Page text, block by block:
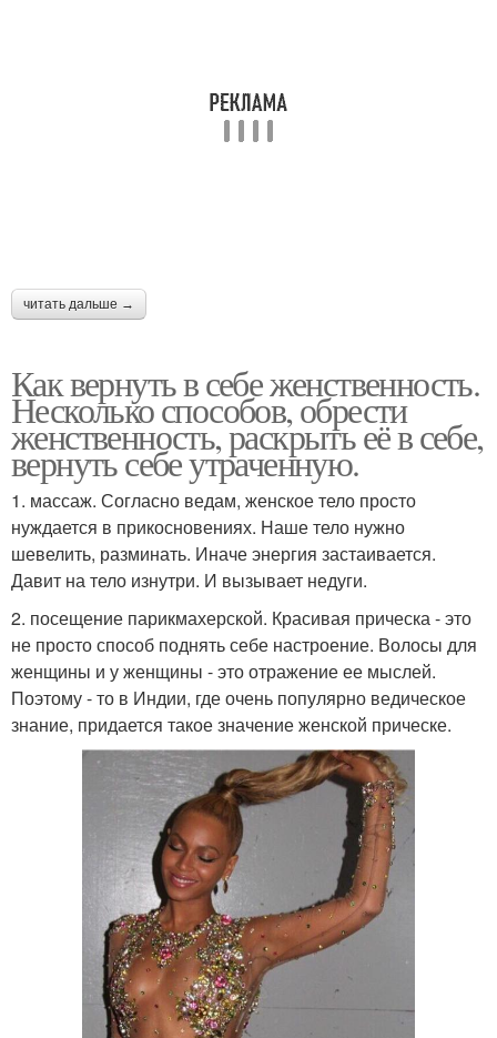
читать дальше →
Как вернуть в себе женственность.
Несколько способов, обрести
женственность, раскрыть её в себе,
вернуть себе утраченную.
1. массаж. Согласно ведам, женское тело просто
нуждается в прикосновениях. Наше тело нужно
шевелить, разминать. Иначе энергия застаивается.
Давит на тело изнутри. И вызывает недуги.
2. посещение парикмахерской. Красивая прическа - это
не просто способ поднять себе настроение. Волосы для
женщины и у женщины - это отражение ее мыслей.
Поэтому - то в Индии, где очень популярно ведическое
знание, придается такое значение женской прическе.